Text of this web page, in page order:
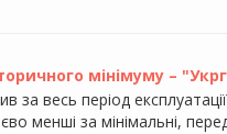
мінімуму –
за весь період
менші за мінімальні,